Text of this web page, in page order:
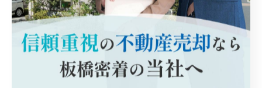
不動産売却時の権利関係整理のポイント
不動産売却においては、権利関係の整理が最初の重要な
ステップです。東京都板橋区新島村のような地域では、
土地や建物に複数の権利者が関わるケースや、古い権利